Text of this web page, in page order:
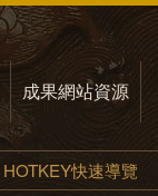
成果網站資源
HOTKEY快速導覽